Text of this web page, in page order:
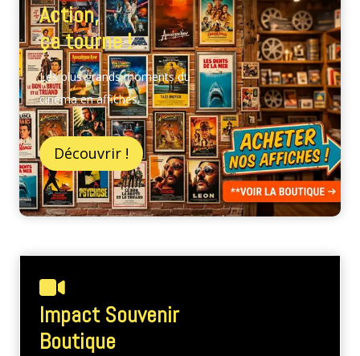
Action,
ça tourne !
Les plus grands moments du
cinéma en affiches.
Découvrir !
Impact Souvenir
Boutique